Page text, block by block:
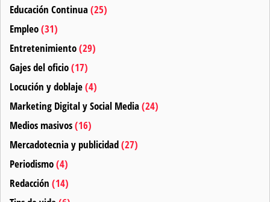
Educación Continua(25)
Empleo(31)
Entretenimiento(29)
Gajes del oficio(17)
Locución y doblaje(4)
Marketing Digital y Social Media(24)
Medios masivos(16)
Mercadotecnia y publicidad(27)
Periodismo(4)
Redacción (14)